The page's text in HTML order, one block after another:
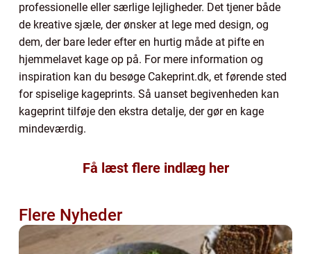
professionelle eller særlige lejligheder. Det tjener både
de kreative sjæle, der ønsker at lege med design, og
dem, der bare leder efter en hurtig måde at pifte en
hjemmelavet kage op på. For mere information og
inspiration kan du besøge Cakeprint.dk, et førende sted
for spiselige kageprints. Så uanset begivenheden kan
kageprint tilføje den ekstra detalje, der gør en kage
mindeværdig.
Få læst flere indlæg her
Flere Nyheder